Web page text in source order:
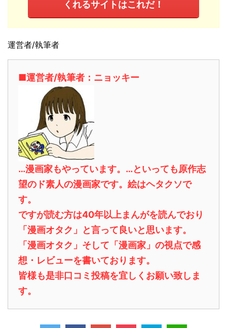
くれるサイトはこれだ！
運営者/執筆者
■運営者/執筆者：ニョッキー
…漫画家もやっています。…といっても原作志
望のド素人の漫画家です。絵はヘタクソで
す。
ですが読む方は40年以上まんがを読んでおり
「漫画オタク」と言って良いと思います。
「漫画オタク」そして「漫画家」の視点で感
想・レビューを書いております。
皆様も是非口コミ投稿を宜しくお願い致しま
す。